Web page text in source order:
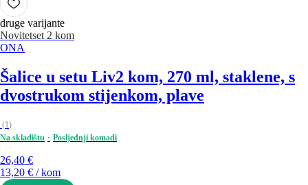
druge varijante
Novitetset 2 kom
ONA
Šalice u setu Liv2 kom, 270 ml, staklene, s
dvostrukom stijenkom, plave
(1)
Na skladištu
Posljednji komadi
26,40 €
13,20 € / kom